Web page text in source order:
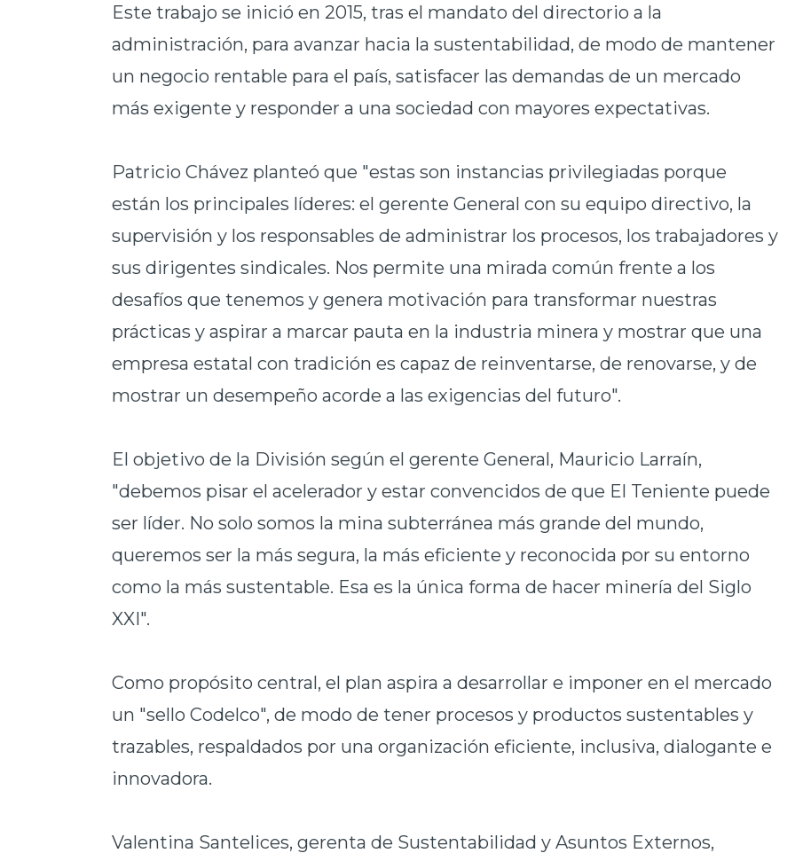
Este trabajo se inició en 2015, tras el mandato del directorio a la
administración, para avanzar hacia la sustentabilidad, de modo de mantener
un negocio rentable para el país, satisfacer las demandas de un mercado
más exigente y responder a una sociedad con mayores expectativas.
Patricio Chávez planteó que "estas son instancias privilegiadas porque
están los principales líderes: el gerente General con su equipo directivo, la
supervisión y los responsables de administrar los procesos, los trabajadores y
sus dirigentes sindicales. Nos permite una mirada común frente a los
desafíos que tenemos y genera motivación para transformar nuestras
prácticas y aspirar a marcar pauta en la industria minera y mostrar que una
empresa estatal con tradición es capaz de reinventarse, de renovarse, y de
mostrar un desempeño acorde a las exigencias del futuro".
El objetivo de la División según el gerente General, Mauricio Larraín,
"debemos pisar el acelerador y estar convencidos de que El Teniente puede
ser líder. No solo somos la mina subterránea más grande del mundo,
queremos ser la más segura, la más eficiente y reconocida por su entorno
como la más sustentable. Esa es la única forma de hacer minería del Siglo
XXI".
Como propósito central, el plan aspira a desarrollar e imponer en el mercado
un "sello Codelco", de modo de tener procesos y productos sustentables y
trazables, respaldados por una organización eficiente, inclusiva, dialogante e
innovadora.
Valentina Santelices, gerenta de Sustentabilidad y Asuntos Externos,